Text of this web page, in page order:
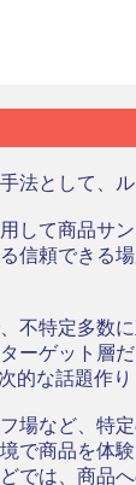
として、
して商品サ
信頼できる
不特定多数
ーゲット層
的な話題作り
場など、特
で商品を体
では、商品